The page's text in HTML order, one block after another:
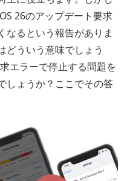
26のアップデート要求
なるという報告がありま
どういう意味でしょう
エラーで停止する問題を
しょうか？ここでその答